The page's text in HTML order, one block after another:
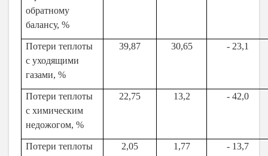
обратному
балансу, %
Потери теплоты
с уходящими
газами, %
39,87 30,65 - 23,1
Потери теплоты
с химическим
недожогом, %
22,75 13,2 - 42,0
Потери теплоты
2,05 1,77 - 13,7